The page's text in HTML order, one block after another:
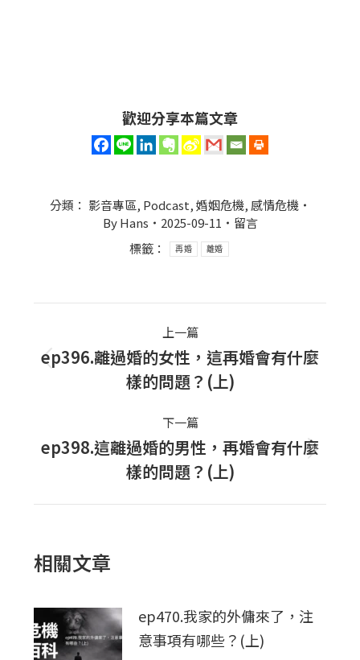
歡迎分享本篇文章
分類： 影音專區, Podcast,婚姻危機, 感情危機
ByHans 2025-09-11
留言
標籤：
再婚 離婚
navigation
上一篇
上
一
篇
文
章：
ep396.離過婚的女性，這再婚會有什麼
樣的問題？(上)
下一篇
下
一
篇
ep398.這離過婚的男性，再婚會有什麼
樣的問題？(上)
相關文章
ep470.我家的外傭來了，注
意事項有哪些？(上)